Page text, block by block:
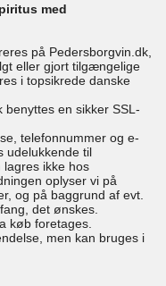
med
på Pedersborgvin.dk,
eller gjort tilgængelige
i topsikrede danske
benyttes en sikker SSL-
telefonnummer og e-
udelukkende til
lagres ikke hos
oplyser vi på
og på baggrund af evt.
det ønskes.
køb foretages.
men kan bruges i